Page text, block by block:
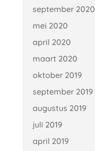
september 2020
mei 2020
april 2020
maart 2020
oktober 2019
september 2019
augustus 2019
juli 2019
april 2019